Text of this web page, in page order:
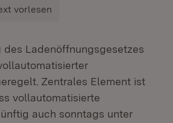
vorlesen
Ladenöffnungsgesetzes
Zentrales Element ist
vollautomatisierte
auch sonntags unter